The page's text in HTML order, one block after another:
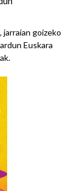
goizeko
Euskara